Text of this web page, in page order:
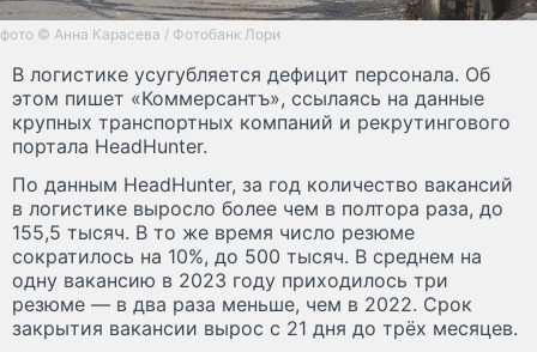
фото © Анна Карасева / Фотобанк Лори
В логистике усугубляется дефицит персонала. Об
этом пишет «Коммерсантъ», ссылаясь на данные
крупных транспортных компаний и рекрутингового
портала HeadHunter.
По данным HeadHunter, за год количество вакансий
в логистике выросло более чем в полтора раза, до
155,5 тысяч. В то же время число резюме
сократилось на 10%, до 500 тысяч. В среднем на
одну вакансию в 2023 году приходилось три
резюме — в два раза меньше, чем в 2022. Срок
закрытия вакансии вырос с 21 дня до трёх месяцев.